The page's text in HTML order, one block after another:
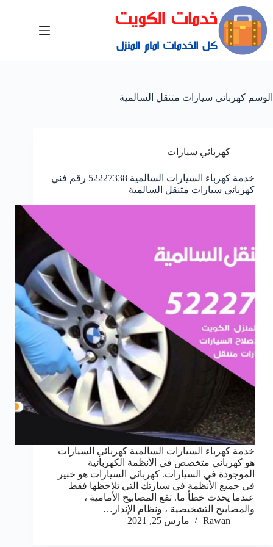
الوسم كهربائي سيارات متنقل السالمية
كهربائي سيارات
خدمة كهرباء السيارات السالمية 52227338 رقم فني
كهربائي سيارات متنقل السالمية
خدمة كهرباء السيارات السالمية كهربائي السيارات
هو كهربائي متخصص في الأنظمة الكهربائية
الموجودة في السيارات. كهربائي السيارات هو خبير
في جميع الأنظمة في سيارتك التي تلاحظها فقط
عندما يحدث خطأ ما. تقع المصابيح الأمامية ،
والمصابيح التشخيصية ، ونظام الإنذار…
Rawan
مارس 25, 2021